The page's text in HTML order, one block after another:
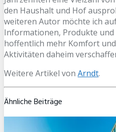
den Haushalt und Hof
weiteren Autor möchte ich
Informationen, Produkte
hoffentlich mehr Komfort
Aktivitäten daheim
Weitere Artikel von Arndt.
Ähnliche Beiträge